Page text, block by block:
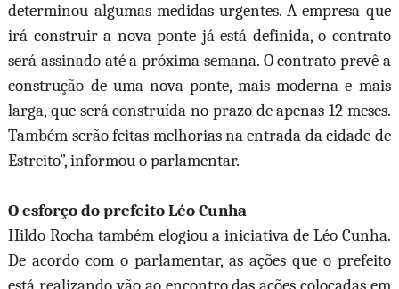
determinou algumas medidas urgentes. A empresa que
irá construir a nova ponte já está definida, o contrato
será assinado até a próxima semana. O contrato prevê a
construção de uma nova ponte, mais moderna e mais
larga, que será construída no prazo de apenas 12 meses.
Também serão feitas melhorias na entrada da cidade de
Estreito”, informou o parlamentar.
O esforço do prefeito Léo Cunha
Hildo Rocha também elogiou a iniciativa de Léo Cunha.
De acordo com o parlamentar, as ações que o prefeito